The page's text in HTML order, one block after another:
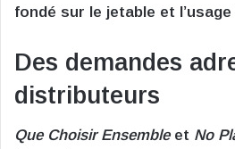
fondé sur le jetable et l’usage
Des demandes
distributeurs
Que Choisir Ensembleet No